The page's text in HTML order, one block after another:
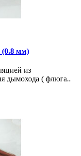
(0.8 мм)
из
дымохода ( флюга..